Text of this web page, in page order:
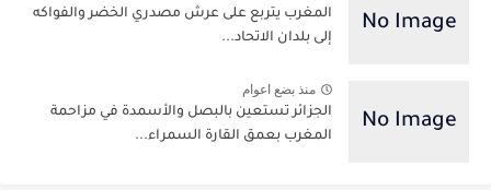
المغرب يتربع على عرش مصدري الخضر والفواكه
إلى بلدان الاتحاد...
منذ بضع اعوام
الجزائر تستعين بالبصل والأسمدة في مزاحمة
المغرب بعمق القارة السمراء...